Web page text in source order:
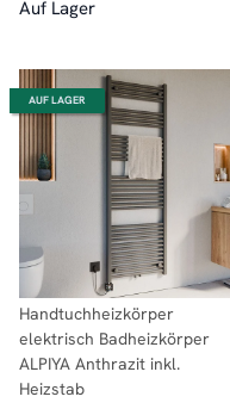
Auf Lager
AUF LAGER
Handtuchheizkörper
elektrisch Badheizkörper
ALPIYA Anthrazit inkl.
Heizstab